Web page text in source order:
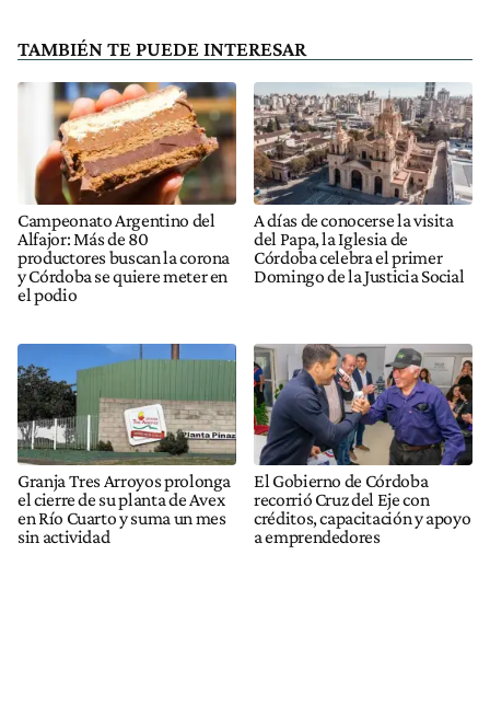
TAMBIÉN TE PUEDE INTERESAR
Campeonato Argentino del
Alfajor: Más de 80
productores buscan la corona
y Córdoba se quiere meter en
el podio
A días de conocerse la visita
del Papa, la Iglesia de
Córdoba celebra el primer
Domingo de la Justicia Social
Granja Tres Arroyos prolonga
el cierre de su planta de Avex
en Río Cuarto y suma un mes
sin actividad
El Gobierno de Córdoba
recorrió Cruz del Eje con
créditos, capacitación y apoyo
a emprendedores